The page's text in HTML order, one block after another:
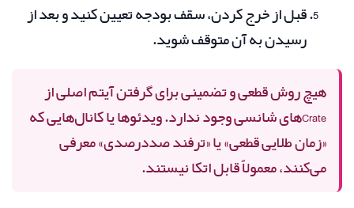
قبل از خرج کردن، سقف بودجه تعیین کنید و بعد از
رسیدن به آن متوقف شوید.
هیچ روش قطعی و تضمینی برای گرفتن آیتم اصلی از
Crateهای شانسی وجود ندارد. ویدئوها یا کانال‌هایی که
«زمان طلایی قطعی» یا «ترفند صددرصدی» معرفی
می‌کنند، معمولاً قابل اتکا نیستند.